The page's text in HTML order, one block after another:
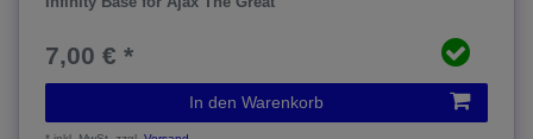
7,00 € *
In den Warenkorb